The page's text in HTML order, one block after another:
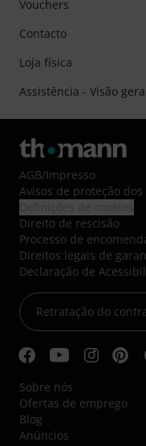
Vouchers
Contacto
Loja física
Assistência - Visão geral
AGB/Impresso
Avisos de proteção dos
Direito de rescisão
Processo de
Direitos legais de
Declaração de
Retratação do
Sobre nós
Ofertas de emprego
Blog
Anúncios